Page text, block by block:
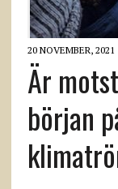
20 NOVEMBER, 2021
Är
början